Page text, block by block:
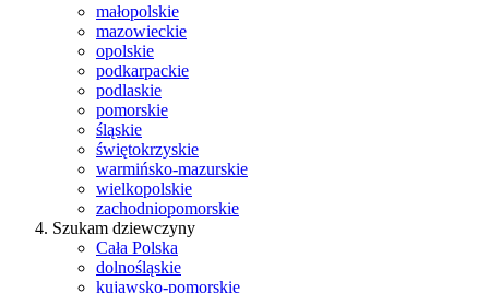
małopolskie
mazowieckie
opolskie
podkarpackie
podlaskie
pomorskie
śląskie
świętokrzyskie
warmińsko-mazurskie
wielkopolskie
zachodniopomorskie
Szukam dziewczyny
Cała Polska
dolnośląskie
kujawsko-pomorskie